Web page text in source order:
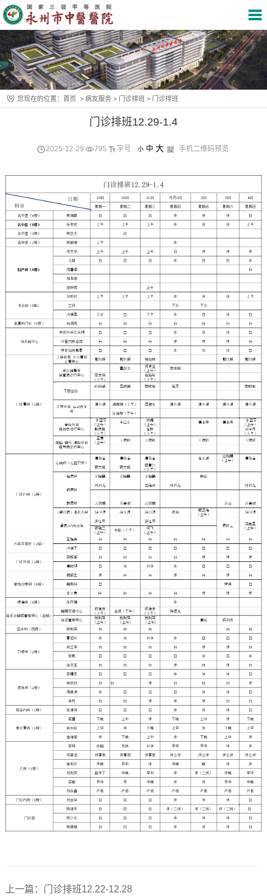
您现在的位置： 首页> 病友服务> 门诊排班> 门诊排班
门诊排班12.29-1.4
2025-12-29 795 字号 : 小 中 大 手机二维码预览
上一篇：门诊排班12.22-12.28